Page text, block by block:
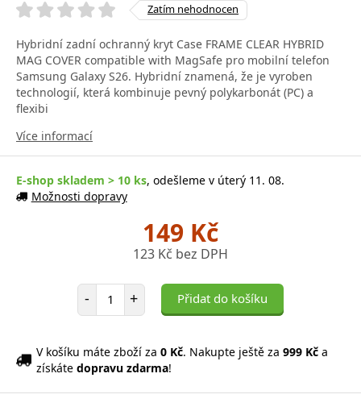
Zatím nehodnocen
Hybridní zadní ochranný kryt Case FRAME CLEAR HYBRID
MAG COVER compatible with MagSafe pro mobilní telefon
Samsung Galaxy S26. Hybridní znamená, že je vyroben
technologií, která kombinuje pevný polykarbonát (PC) a
flexibi
Více informací
E-shop skladem > 10 ks, odešleme v úterý 11. 08.
Možnosti dopravy
149 Kč
123 Kč bez DPH
- Počet položek
+ Přidat do košíku
V košíku máte zboží za 0 Kč. Nakupte ještě za 999 Kč a
získáte dopravu zdarma!